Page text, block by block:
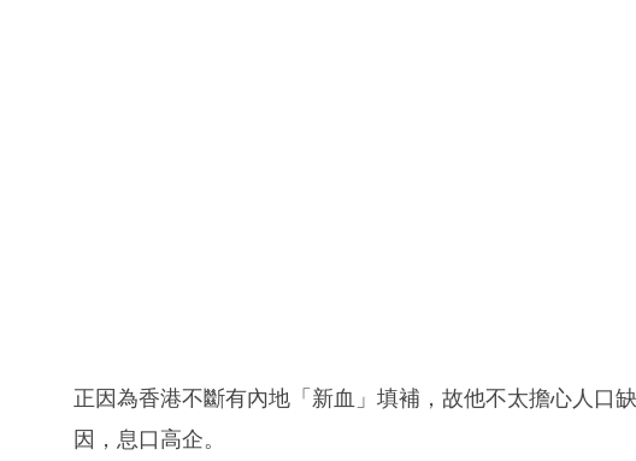
正因為香港不斷有內地「新血」填補，故他不太擔心人口
因，息口高企。